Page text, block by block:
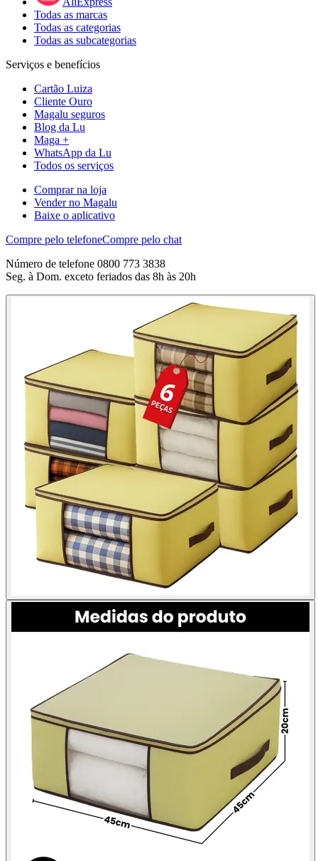
Todas as marcas
Todas as categorias
Todas as subcategorias
Serviços e benefícios
Cartão Luiza
Cliente Ouro
Magalu seguros
Blog da Lu
Maga +
WhatsApp da Lu
Todos os serviços
Comprar na loja
Vender no Magalu
Baixe o aplicativo
Compre pelo telefoneCompre pelo chat
Número de telefone 0800 773 3838
Seg. à Dom. exceto feriados das 8h às 20h